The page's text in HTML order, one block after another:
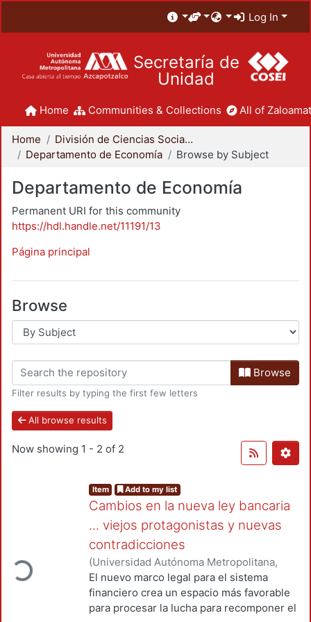
Log In
Secretaría de
Unidad
Home Communities & Collections All of
Home
División de Ciencias Sociales y Humanidades
Departamento de Economía
Browse by Subject
Departamento de Economía
Permanent URI for this community
https://hdl.handle.net/11191/13
Página principal
Browse
Browse
Filter results by typing the first few letters
All browse results
Now showing 1 - 2 of 2
Item Add to my list
Cambios en la nueva ley bancaria
... viejos protagonistas y nuevas
contradicciones
(Universidad Autónoma Metropolitana,
Unidad Azcapotzalco ,1985-01)Garrido,
Celso;Quintana, Enrique
El nuevo marco legal para el sistema
financiero crea un espacio más favorable
para procesar la lucha para recomponer el